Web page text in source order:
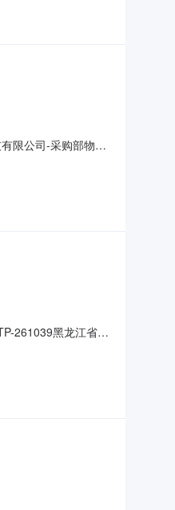
限公司-采购部物料
261039黑龙江省招
实。1.